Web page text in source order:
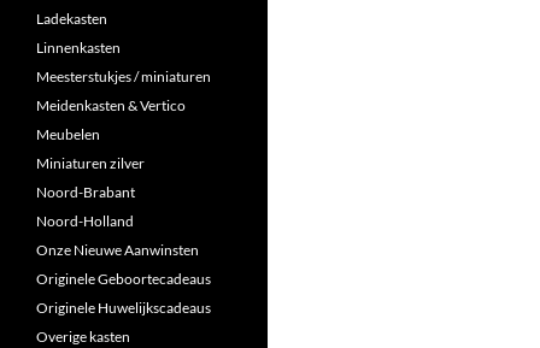
Ladekasten
Linnenkasten
Meesterstukjes / miniaturen
Meidenkasten & Vertico
Meubelen
Miniaturen zilver
Noord-Brabant
Noord-Holland
Onze Nieuwe Aanwinsten
Originele Geboortecadeaus
Originele Huwelijkscadeaus
Overige kasten